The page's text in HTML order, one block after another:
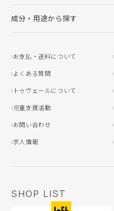
成分・用途から探す
お支払・送料について
よくある質問
トゥヴェールについて
児童支援活動
お問い合わせ
求人情報
SHOP LIST